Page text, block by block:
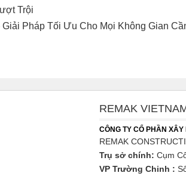
Trội
Pháp Tối Ưu Cho Mọi Không Gian
REMAK
CÔNG TY CỔ PHẦN
REMAK
Trụ sở chính: Cụm
VP Trường Chinh :